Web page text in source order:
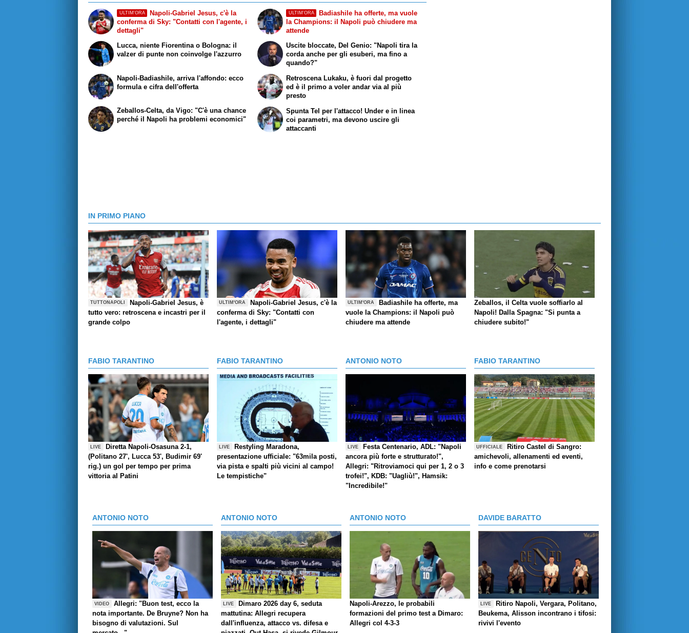
ULTIM'ORA
Napoli-Gabriel Jesus, c'è la
conferma di Sky: "Contatti con l'agente, i
dettagli"
Lucca, niente Fiorentina o Bologna: il
valzer di punte non coinvolge l'azzurro
ULTIM'ORA
Badiashile ha offerte, ma vuole
la Champions: il Napoli può chiudere ma
attende
Uscite bloccate, Del Genio: "Napoli tira la
corda anche per gli esuberi, ma fino a
quando?"
Napoli-Badiashile, arriva l'affondo: ecco
formula e cifra dell'offerta
Zeballos-Celta, da Vigo: "C'è una chance
perché il Napoli ha problemi economici"
Retroscena Lukaku, è fuori dal progetto
ed è il primo a voler andar via al più
presto
Spunta Tel per l'attacco! Under e in linea
coi parametri, ma devono uscire gli
attaccanti
IN PRIMO PIANO
TUTTONAPOLI
Napoli-Gabriel Jesus, è
tutto vero: retroscena e incastri per il
grande colpo
ULTIM'ORA
Napoli-Gabriel Jesus, c'è la
conferma di Sky: "Contatti con
l'agente, i dettagli"
ULTIM'ORA
Badiashile ha offerte, ma
vuole la Champions: il Napoli può
chiudere ma attende
Zeballos, il Celta vuole soffiarlo al
Napoli! Dalla Spagna: "Si punta a
chiudere subito!"
FABIO TARANTINO
LIVE
Diretta Napoli-Osasuna 2-1,
(Politano 27', Lucca 53', Budimir 69'
rig.) un gol per tempo per prima
vittoria al Patini
FABIO TARANTINO
LIVE
Restyling Maradona,
presentazione ufficiale: "63mila posti,
via pista e spalti più vicini al campo!
Le tempistiche"
ANTONIO NOTO
LIVE
Festa Centenario, ADL: "Napoli
ancora più forte e strutturato!",
Allegri: "Ritroviamoci qui per 1, 2 o 3
trofei!", KDB: "Uagliù!", Hamsik:
"Incredibile!"
FABIO TARANTINO
UFFICIALE
Ritiro Castel di Sangro:
amichevoli, allenamenti ed eventi,
info e come prenotarsi
ANTONIO NOTO
VIDEO
Allegri: "Buon test, ecco la
nota importante. De Bruyne? Non ha
bisogno di valutazioni. Sul
ANTONIO NOTO
LIVE
Dimaro 2026 day 6, seduta
mattutina: Allegri recupera
dall'influenza, attacco vs. difesa e
ANTONIO NOTO
Napoli-Arezzo, le probabili
formazioni del primo test a Dimaro:
Allegri col 4-3-3
DAVIDE BARATTO
LIVE
Ritiro Napoli, Vergara, Politano,
Beukema, Alisson incontrano i tifosi:
rivivi l'evento